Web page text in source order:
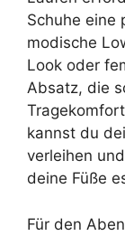
Schuhe eine
modische
Look oder
Absatz, die
kannst du
verleihen
deine Füße
Für den